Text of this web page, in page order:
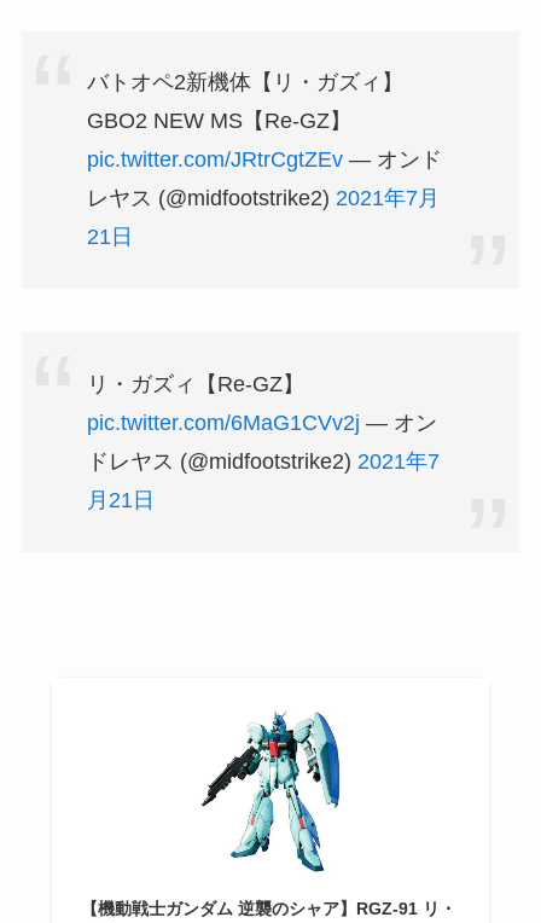
バトオペ2新機体【リ・ガズィ】
GBO2 NEW MS【Re-GZ】
pic.twitter.com/JRtrCgtZEv— オンド
レヤス (@midfootstrike2) 2021年7月
21日
リ・ガズィ【Re-GZ】
pic.twitter.com/6MaG1CVv2j — オン
ドレヤス (@midfootstrike2) 2021年7
月21日
【機動戦士ガンダム 逆襲のシャア】RGZ-91 リ・